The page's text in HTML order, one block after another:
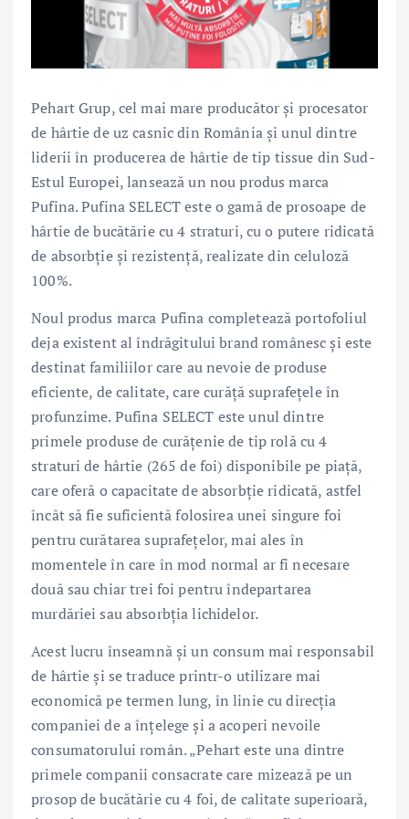
Pehart Grup, cel mai mare producător și procesator
de hârtie de uz casnic din România și unul dintre
liderii în producerea de hârtie de tip tissue din Sud-
Estul Europei, lansează un nou produs marca
Pufina. Pufina SELECT este o gamă de prosoape de
hârtie de bucătărie cu 4 straturi, cu o putere ridicată
de absorbție și rezistență, realizate din celuloză
100%.
Noul produs marca Pufina completează portofoliul
deja existent al îndrăgitului brand românesc și este
destinat familiilor care au nevoie de produse
eficiente, de calitate, care curăță suprafețele în
profunzime. Pufina SELECT este unul dintre
primele produse de curățenie de tip rolă cu 4
straturi de hârtie (265 de foi) disponibile pe piață,
care oferă o capacitate de absorbție ridicată, astfel
încât să fie suficientă folosirea unei singure foi
pentru curătarea suprafețelor, mai ales în
momentele în care în mod normal ar fi necesare
două sau chiar trei foi pentru îndepartarea
murdăriei sau absorbția lichidelor.
Acest lucru înseamnă și un consum mai responsabil
de hârtie și se traduce printr-o utilizare mai
economică pe termen lung, în linie cu direcția
companiei de a înțelege și a acoperi nevoile
consumatorului român. „Pehart este una dintre
primele companii consacrate care mizează pe un
prosop de bucătărie cu 4 foi, de calitate superioară,